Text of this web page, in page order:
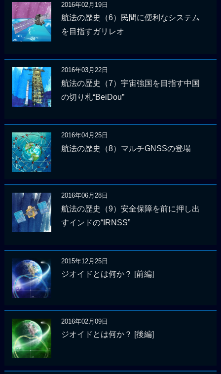
2016年02月19日
航法の歴史（6）民間に便利なシステム
を目指すガリレオ
2016年03月22日
航法の歴史（7）宇宙強国を目指す中国
の切り札“BeiDou”
2016年04月25日
航法の歴史（8）マルチGNSSの登場
2016年06月28日
航法の歴史（9）安全保障を前に押し出
すインドの“IRNSS”
2015年12月25日
ジオイドとは何か？ [前編]
2016年02月09日
ジオイドとは何か？ [後編]